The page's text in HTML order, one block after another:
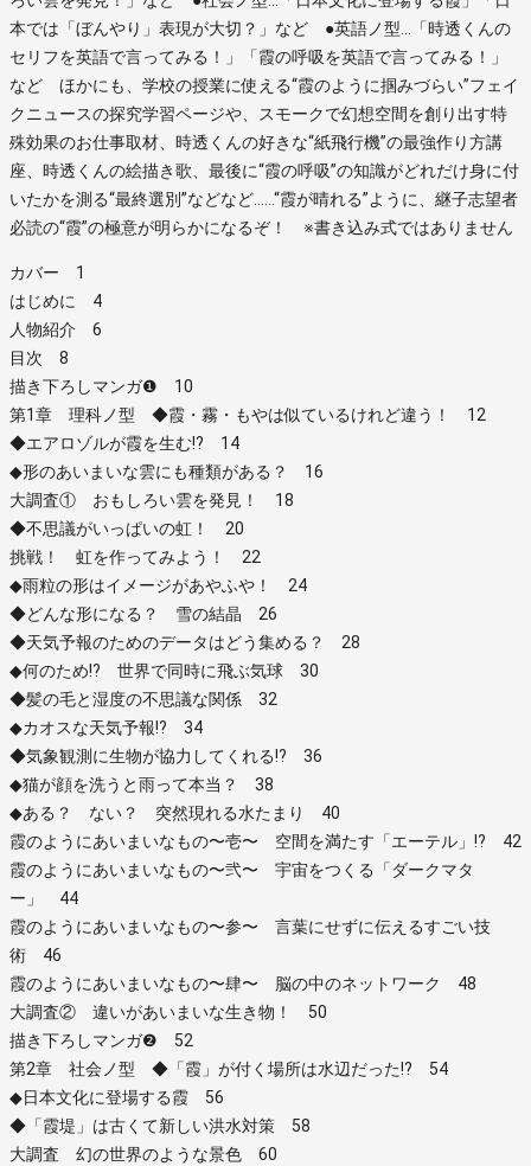
本では「ぼんやり」表現が大切？」など ●英語ノ型…「時透くんの
セリフを英語で言ってみる！」「霞の呼吸を英語で言ってみる！」
など ほかにも、学校の授業に使える“霞のように掴みづらい”フェイ
クニュースの探究学習ページや、スモークで幻想空間を創り出す特
殊効果のお仕事取材、時透くんの好きな“紙飛行機”の最強作り方講
座、時透くんの絵描き歌、最後に“霞の呼吸”の知識がどれだけ身に付
いたかを測る“最終選別”などなど……“霞が晴れる”ように、継子志望者
必読の“霞”の極意が明らかになるぞ！ ※書き込み式ではありません
カバー 1
はじめに 4
人物紹介 6
目次 8
描き下ろしマンガ❶ 10
第1章 理科ノ型 ◆霞・霧・もやは似ているけれど違う！ 12
◆エアロゾルが霞を生む!? 14
◆形のあいまいな雲にも種類がある？ 16
大調査① おもしろい雲を発見！ 18
◆不思議がいっぱいの虹！ 20
挑戦！ 虹を作ってみよう！ 22
◆雨粒の形はイメージがあやふや！ 24
◆どんな形になる？ 雪の結晶 26
◆天気予報のためのデータはどう集める？ 28
◆何のため!? 世界で同時に飛ぶ気球 30
◆髪の毛と湿度の不思議な関係 32
◆カオスな天気予報!? 34
◆気象観測に生物が協力してくれる!? 36
◆猫が顔を洗うと雨って本当？ 38
◆ある？ ない？ 突然現れる水たまり 40
霞のようにあいまいなもの〜壱〜 空間を満たす「エーテル」!? 42
霞のようにあいまいなもの〜弐〜 宇宙をつくる「ダークマタ
ー」 44
霞のようにあいまいなもの〜参〜 言葉にせずに伝えるすごい技
術 46
霞のようにあいまいなもの〜肆〜 脳の中のネットワーク 48
大調査② 違いがあいまいな生き物！ 50
描き下ろしマンガ❷ 52
第2章 社会ノ型 ◆「霞」が付く場所は水辺だった!? 54
◆日本文化に登場する霞 56
◆「霞堤」は古くて新しい洪水対策 58
大調査 幻の世界のような景色 60